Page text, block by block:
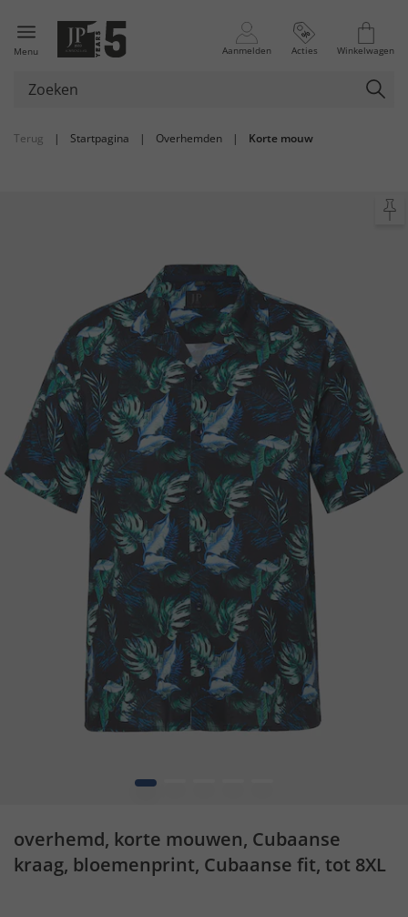
Menu Aanmelden Acties Winkelwagen
Terug | Startpagina | Overhemden | Korte mouw
1
overhemd, korte mouwen, Cubaanse
kraag, bloemenprint, Cubaanse fit, tot 8XL